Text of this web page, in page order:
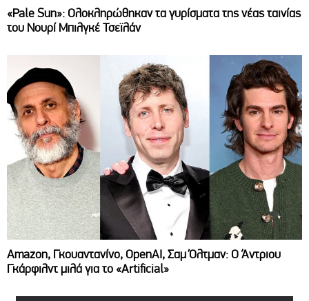
«Pale Sun»: Ολοκληρώθηκαν τα γυρίσματα της νέας ταινίας
του Νουρί Μπιλγκέ Τσεϊλάν
Amazon, Γκουαντανίνο, OpenAI, Σαμ Όλτμαν: Ο Άντριου
Γκάρφιλντ μιλά για το «Artificial»